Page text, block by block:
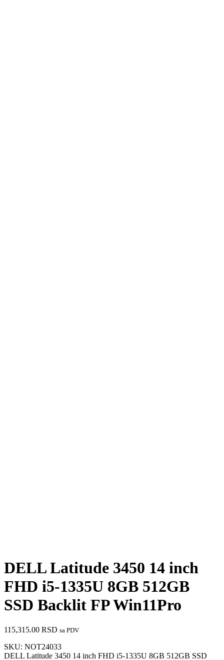
DELL Latitude 3450 14 inch
FHD i5-1335U 8GB 512GB
SSD Backlit FP Win11Pro
115,315.00 RSD sa PDV
SKU: NOT24033
DELL Latitude 3450 14 inch FHD i5-1335U 8GB 512GB SSD